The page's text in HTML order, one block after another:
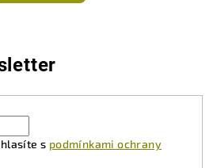
hvězdiček.
s podmínkami ochrany